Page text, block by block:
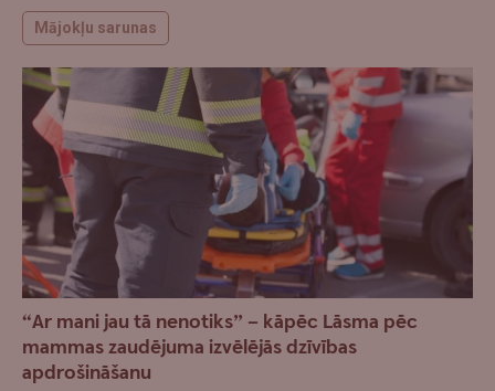
Mājokļu sarunas
“Ar mani jau tā nenotiks” – kāpēc Lāsma pēc
mammas zaudējuma izvēlējās dzīvības
apdrošināšanu